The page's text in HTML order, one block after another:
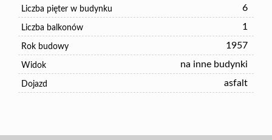
Liczba pięter w budynku 6
Liczba balkonów 1
Rok budowy 1957
Widok na inne budynki
Dojazd asfalt